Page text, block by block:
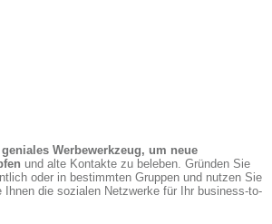
Werbewerkzeug, um neue
und alte Kontakte zu beleben. Gründen Sie
oder in bestimmten Gruppen und nutzen Sie
die sozialen Netzwerke für Ihr business-to-